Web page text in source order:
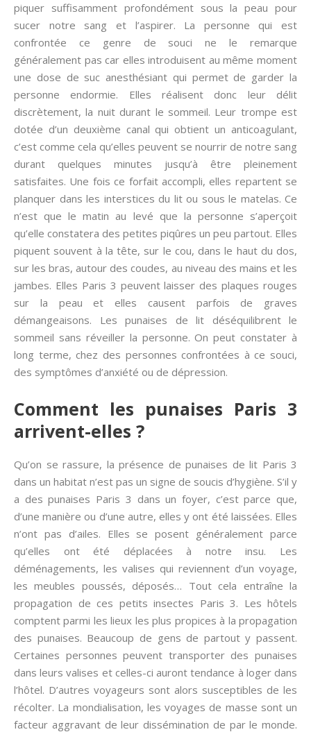
piquer suffisamment profondément sous la peau pour
sucer notre sang et l’aspirer. La personne qui est
confrontée ce genre de souci ne le remarque
généralement pas car elles introduisent au même moment
une dose de suc anesthésiant qui permet de garder la
personne endormie. Elles réalisent donc leur délit
discrètement, la nuit durant le sommeil. Leur trompe est
dotée d’un deuxième canal qui obtient un anticoagulant,
c’est comme cela qu’elles peuvent se nourrir de notre sang
durant quelques minutes jusqu’à être pleinement
satisfaites. Une fois ce forfait accompli, elles repartent se
planquer dans les interstices du lit ou sous le matelas. Ce
n’est que le matin au levé que la personne s’aperçoit
qu’elle constatera des petites piqûres un peu partout. Elles
piquent souvent à la tête, sur le cou, dans le haut du dos,
sur les bras, autour des coudes, au niveau des mains et les
jambes. Elles Paris 3 peuvent laisser des plaques rouges
sur la peau et elles causent parfois de graves
démangeaisons. Les punaises de lit déséquilibrent le
sommeil sans réveiller la personne. On peut constater à
long terme, chez des personnes confrontées à ce souci,
des symptômes d’anxiété ou de dépression.
Comment les punaises Paris 3
arrivent-elles ?
Qu’on se rassure, la présence de punaises de lit Paris 3
dans un habitat n’est pas un signe de soucis d’hygiène. S’il y
a des punaises Paris 3 dans un foyer, c’est parce que,
d’une manière ou d’une autre, elles y ont été laissées. Elles
n’ont pas d’ailes. Elles se posent généralement parce
qu’elles ont été déplacées à notre insu. Les
déménagements, les valises qui reviennent d’un voyage,
les meubles poussés, déposés… Tout cela entraîne la
propagation de ces petits insectes Paris 3. Les hôtels
comptent parmi les lieux les plus propices à la propagation
des punaises. Beaucoup de gens de partout y passent.
Certaines personnes peuvent transporter des punaises
dans leurs valises et celles-ci auront tendance à loger dans
l’hôtel. D’autres voyageurs sont alors susceptibles de les
récolter. La mondialisation, les voyages de masse sont un
facteur aggravant de leur dissémination de par le monde.